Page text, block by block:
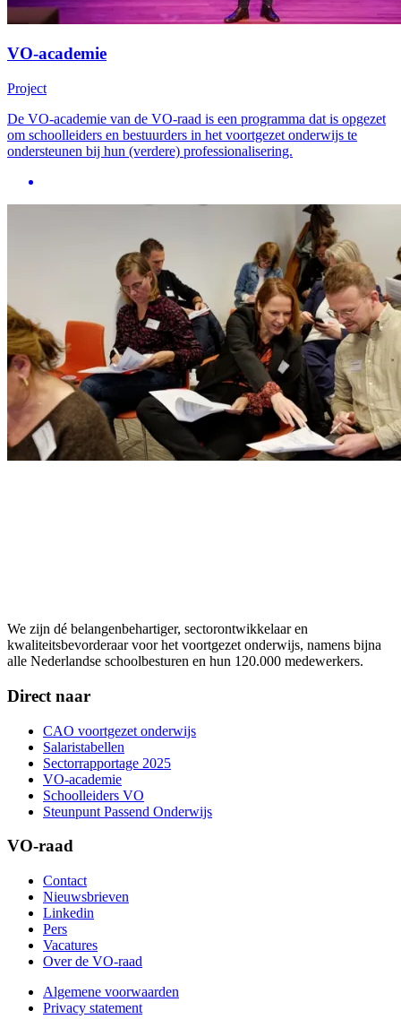
VO-academie
Project
De VO-academie van de VO-raad is een programma dat is opgezet
om schoolleiders en bestuurders in het voortgezet onderwijs te
ondersteunen bij hun (verdere) professionalisering.
We zijn dé belangenbehartiger, sectorontwikkelaar en
kwaliteitsbevorderaar voor het voortgezet onderwijs, namens bijna
alle Nederlandse schoolbesturen en hun 120.000 medewerkers.
Direct naar
CAO voortgezet onderwijs
Salaristabellen
Sectorrapportage 2025
VO-academie
Schoolleiders VO
Steunpunt Passend Onderwijs
VO-raad
Contact
Nieuwsbrieven
Linkedin
Pers
Vacatures
Over de VO-raad
Algemene voorwaarden
Privacy statement